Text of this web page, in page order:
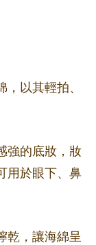
以其輕拍、
強的底妝，妝
用於眼下、鼻
乾，讓海綿呈